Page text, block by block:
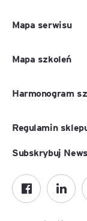
Mapa serwisu
Mapa szkoleń
Harmonogram
Regulamin
Subskrybuj